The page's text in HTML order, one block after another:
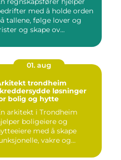
med å holde orden
tallene, følge lover og
og skape ov...
01. aug
trondheim
løsninger
bolig og hytte
arkitekt i Trondheim
boligeiere og
med å skape
vakre og